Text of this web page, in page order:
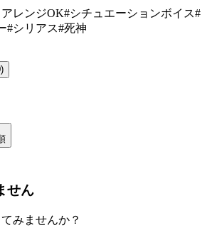
レンジOK#シチュエーションボイス#
#シリアス#死神
)
せん
みませんか？